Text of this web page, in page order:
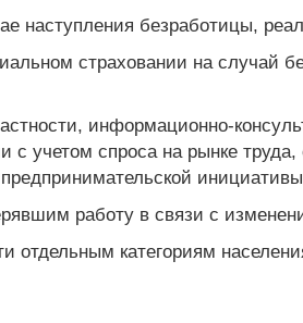
наступления безработицы,
страховании на случай
информационно-
учетом спроса на рынке
работу в связи с
отдельным категориям